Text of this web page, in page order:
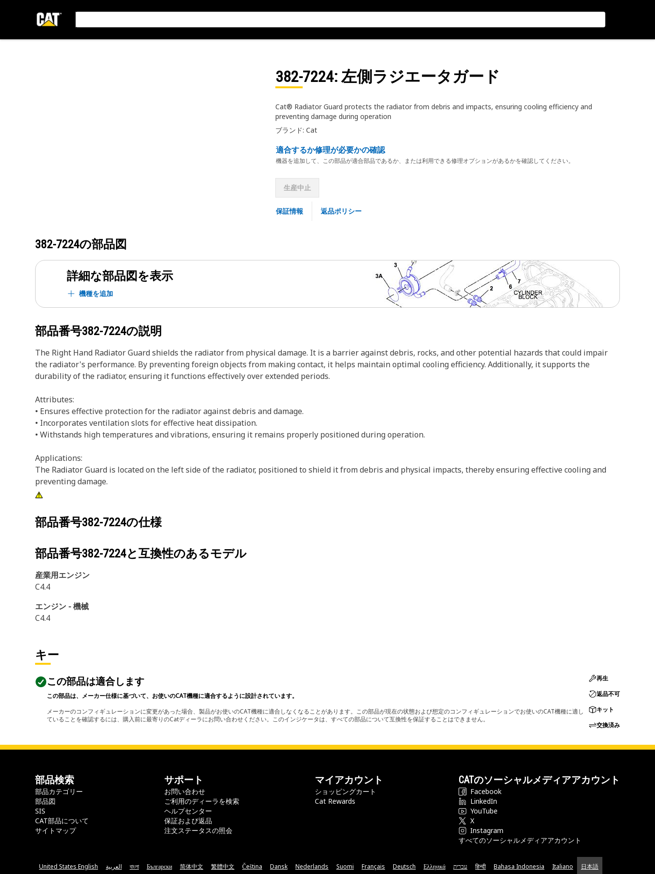
382-7224: 左側ラジエータガード
Cat® Radiator Guard protects the radiator from debris and impacts, ensuring cooling efficiency and
preventing damage during operation
ブランド: Cat
適合するか修理が必要かの確認
機器を追加して、この部品が適合部品であるか、または利用できる修理オプションがあるかを確認してください。
生産中止
保証情報 返品ポリシー
382-7224の部品図
詳細な部品図を表示
機種を追加
部品番号382-7224の説明
The Right Hand Radiator Guard shields the radiator from physical damage. It is a barrier against debris, rocks, and other potential hazards that could impair
the radiator's performance. By preventing foreign objects from making contact, it helps maintain optimal cooling efficiency. Additionally, it supports the
durability of the radiator, ensuring it functions effectively over extended periods.
Attributes:
• Ensures effective protection for the radiator against debris and damage.
• Incorporates ventilation slots for effective heat dissipation.
• Withstands high temperatures and vibrations, ensuring it remains properly positioned during operation.
Applications:
The Radiator Guard is located on the left side of the radiator, positioned to shield it from debris and physical impacts, thereby ensuring effective cooling and
preventing damage.
部品番号382-7224の仕様
部品番号382-7224と互換性のあるモデル
産業用エンジン
C4.4
エンジン - 機械
C4.4
キー
この部品は適合します
この部品は、メーカー仕様に基づいて、お使いのCAT機種に適合するように設計されています。
メーカーのコンフィギュレーションに変更があった場合、製品がお使いのCAT機種に適合しなくなることがあります。この部品が現在の状態および想定のコンフィギュレーションでお使いのCAT機種に適し
ていることを確認するには、購入前に最寄りのCatディーラにお問い合わせください。このインジケータは、すべての部品について互換性を保証することはできません。
再生
返品不可
キット
交換済み
部品検索
部品カテゴリー
部品図
SIS
CAT部品について
サイトマップ
サポート
お問い合わせ
ご利用のディーラを検索
ヘルプセンター
保証および返品
注文ステータスの照会
マイアカウント
ショッピングカート
Cat Rewards
CATのソーシャルメディアアカウント
Facebook
LinkedIn
YouTube
X
Instagram
すべてのソーシャルメディアアカウント
United States English العربية বাংলা Български 简体中文 繁體中文 Čeština Dansk Nederlands Suomi Français Deutsch Ελληνικά עברית हिन्दी Bahasa Indonesia Italiano 日本語